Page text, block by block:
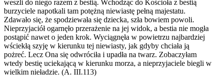
weszli do niego razem z bestią. Wchodząc do Kościoła z bestią
burzyciele napotkali tam potężną niewiastę pełną majestatu.
Zdawało się, że spodziewała się dziecka, szła bowiem powoli.
Nieprzyjaciół ogarnęło przerażenie na jej widok, a bestia nie mogła
postąpić nawet o jeden krok. Wyciągnęła w powietrzu najbardziej
wściekłą szyję w kierunku tej niewiasty, jak gdyby chciała ją
pożreć. Lecz Ona się odwróciła i upadła na twarz. Zobaczyłam
wtedy bestię uciekającą w kierunku morza, a nieprzyjaciele biegli w
wielkim nieładzie. (A. III.113)